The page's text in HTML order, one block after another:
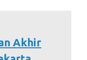
Akhir